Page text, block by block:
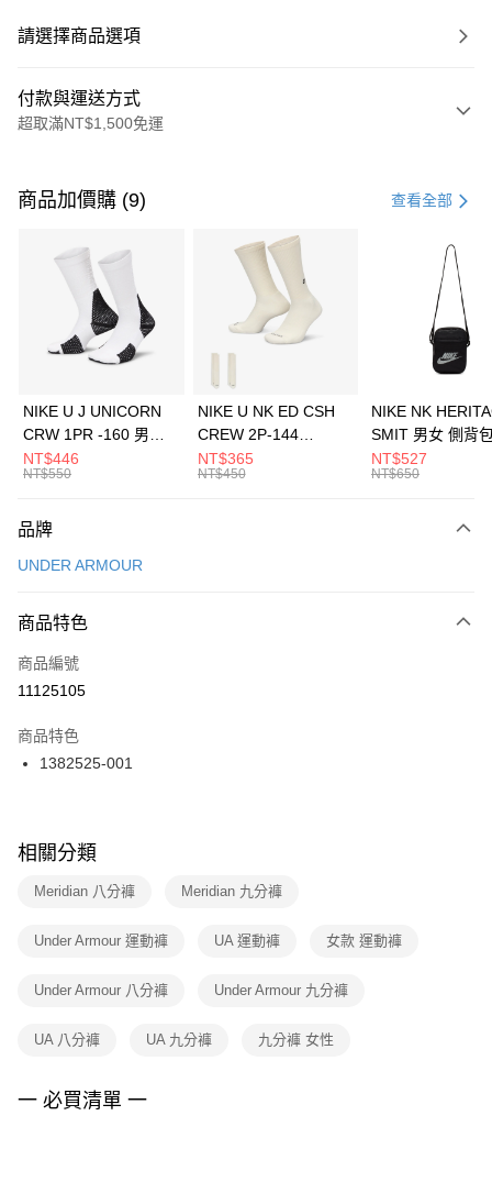
請選擇商品選項
付款與運送方式
超取滿NT$1,500免運
信用卡一次付款
3 期 0 利率 每期 21家銀行
合作金庫商業銀行
第一商業銀行
華南商業銀行
彰化商業銀行
上海商業儲蓄銀行
元大商業銀行
台灣樂天信用卡公司
Apple Pay
全盈+PAY
AFTEE先享後付
【關於「AFTEE先享後付」】
便利好安心！
３．安心：先確認商品／服務後，再付款。
【「AFTEE先享後付」結帳流程】
１．於結帳方式選擇「AFTEE先享後付」後，將跳轉至「AFTEE先享後付」
２．訂單成立數日內，您將收到繳費通知簡訊。
３．收到繳費通知簡訊後14天內，點擊此簡訊中的連結，可透過四大超商／
ATM／網路銀行／等多元方式進行付款，方視為交易完成。
※ 交易是否成功請以「AFTEE先享後付 」之結帳頁面顯示為準，若有關於
是否繳費成功／繳費後需取消欲退款等相關疑問，請聯繫「AFTEE先享後付
客戶支援中心」https://netprotections.freshdesk.com/support/home
１．透過由恩沛科技股份有限公司提供之「AFTEE先享後付」服務完成之交
權轉讓予恩沛科技股份有限公司。
３．未成年的使用者請事先徵得法定代理人或監護人之同意方可使用
４．使用「AFTEE先享後付」時，將依據個別帳號之用戶狀況，依本公司即
運送方式
每筆NT$100，滿NT$1,500(含以上)免運費
宅配
每筆NT$100，滿NT$1,500(含以上)免運費
付款後門市自取
每筆NT$100，滿NT$1,500(含以上)免運費
商品加價購 (9) 查看全部
NIKE U J UNICORN
CRW 1PR -160 男女
中統襪 FZ3393100
NT$446
NT$550
NIKE U NK ED CSH
CREW 2P-144
EMBRDY 男女 短統襪
FZ3073133
NT$365
NT$450
NIKE NK
SMIT 男女 側背
BA5871010
NT$527
NT$650
品牌
UNDER ARMOUR
商品特色
商品編號
11125105
商品特色
1382525-001
相關分類
Meridian 八分褲 Meridian 九分褲
Under Armour 運動褲 UA 運動褲 女款 運動褲
Under Armour 八分褲 Under Armour 九分褲
UA 八分褲 UA 九分褲 九分褲 女性
一 必買清單 一